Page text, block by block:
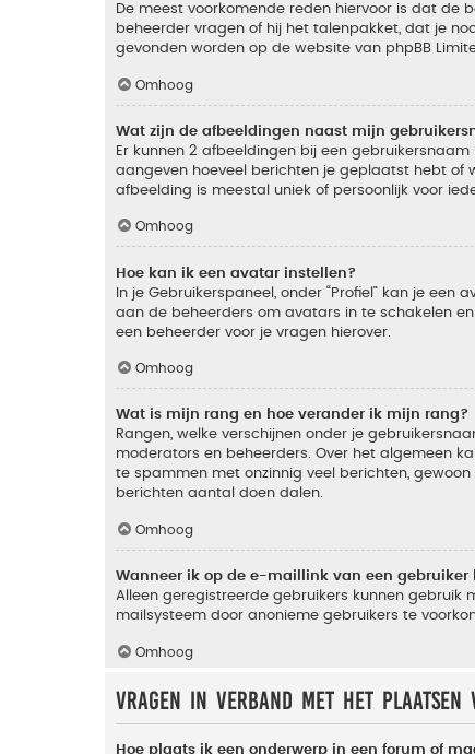
De meest voorkomende reden hiervoor is dat
beheerder vragen of hij het talenpakket, dat je
gevonden worden op de website van phpBB
Omhoog
Wat zijn de afbeeldingen naast mijn
Er kunnen 2 afbeeldingen bij een
aangeven hoeveel berichten je geplaatst hebt of
afbeelding is meestal uniek of persoonlijk voor
Omhoog
Hoe kan ik een avatar instellen?
In je Gebruikerspaneel, onder “Profiel” kan je
aan de beheerders om avatars in te schakelen
een beheerder voor je vragen hierover.
Omhoog
Wat is mijn rang en hoe verander ik mijn rang?
Rangen, welke verschijnen onder je
moderators en beheerders. Over het algemeen
te spammen met onzinnig veel berichten,
berichten aantal doen dalen.
Omhoog
Wanneer ik op de e-maillink van een
Alleen geregistreerde gebruikers kunnen
mailsysteem door anonieme gebruikers te
Omhoog
Vragen in verband met het plaatsen
Hoe plaats ik een onderwerp in een forum of